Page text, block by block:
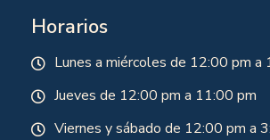
Horarios
Lunes a miércoles de 12:00 pm a
Jueves de 12:00 pm a 11:00 pm
Viernes y sábado de 12:00 pm a